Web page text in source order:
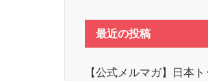
最近の投稿
【公式メルマガ】日本